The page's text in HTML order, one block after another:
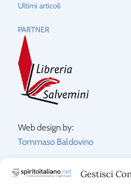
Gestisci
Ultimi articoli
PARTNER
Web design by:
Tommaso Baldovino